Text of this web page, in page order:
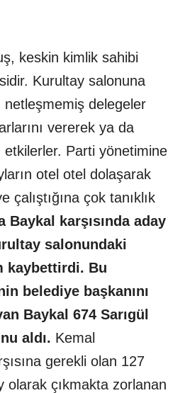
keskin kimlik sahibi
Kurultay salonuna
netleşmemiş delegeler
vererek ya da
Parti yönetimine
otel otel dolaşarak
çalıştığına çok tanıklık
Baykal karşısında aday
salonundaki
kaybettirdi. Bu
belediye başkanını
Baykal 674 Sarıgül
aldı. Kemal
gerekli olan 127
olarak çıkmakta zorlanan